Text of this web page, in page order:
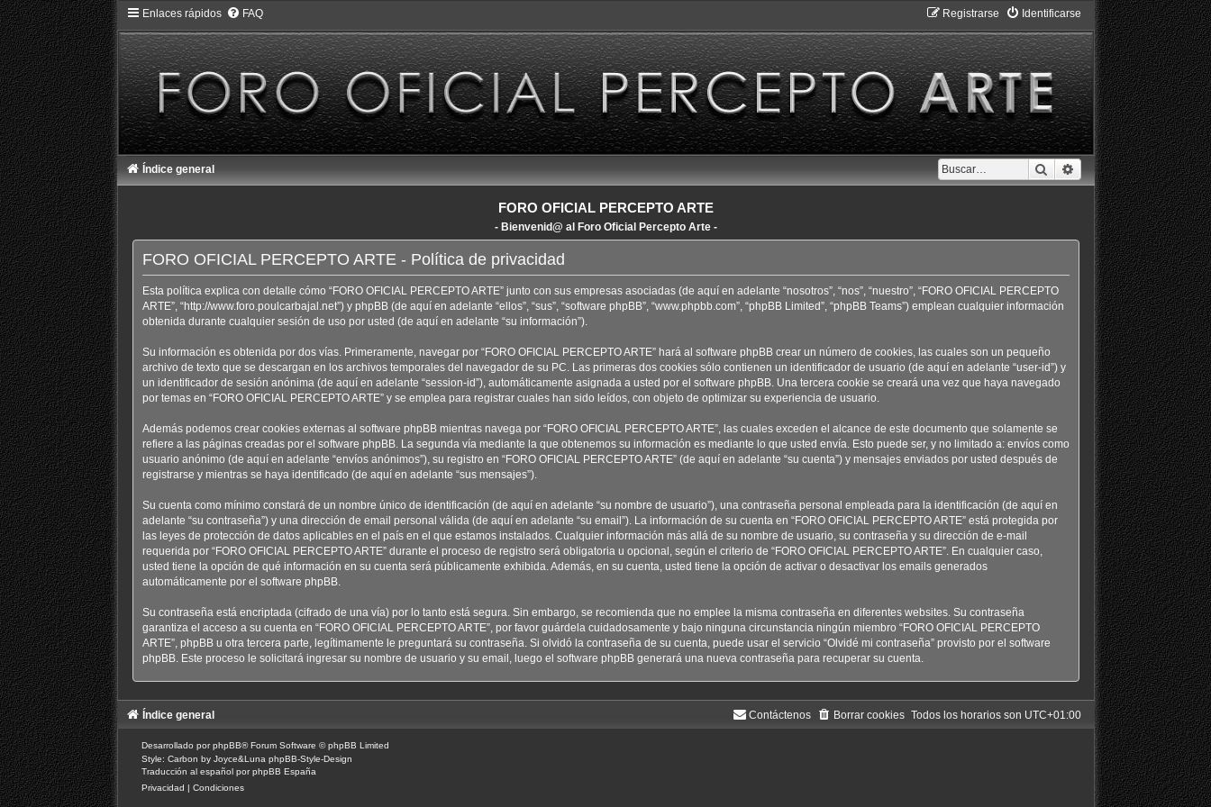
Enlaces rápidos FAQ Identificarse
Registrarse
Buscar Búsqueda avanzada
Índice general
FORO OFICIAL PERCEPTO ARTE
- Bienvenid@ al Foro Oficial Percepto Arte -
FORO OFICIAL PERCEPTO ARTE - Política de privacidad
Esta política explica con detalle cómo “FORO OFICIAL PERCEPTO ARTE” junto con sus empresas asociadas (de aquí en adelante “nosotros”, “nos”, “nuestro”, “FORO OFICIAL PERCEPTO
ARTE”, “http://www.foro.poulcarbajal.net”) y phpBB (de aquí en adelante “ellos”, “sus”, “software phpBB”, “www.phpbb.com”, “phpBB Limited”, “phpBB Teams”) emplean cualquier información
obtenida durante cualquier sesión de uso por usted (de aquí en adelante “su información”).
Su información es obtenida por dos vías. Primeramente, navegar por “FORO OFICIAL PERCEPTO ARTE” hará al software phpBB crear un número de cookies, las cuales son un pequeño
archivo de texto que se descargan en los archivos temporales del navegador de su PC. Las primeras dos cookies sólo contienen un identificador de usuario (de aquí en adelante “user-id”) y
un identificador de sesión anónima (de aquí en adelante “session-id”), automáticamente asignada a usted por el software phpBB. Una tercera cookie se creará una vez que haya navegado
por temas en “FORO OFICIAL PERCEPTO ARTE” y se emplea para registrar cuales han sido leídos, con objeto de optimizar su experiencia de usuario.
Además podemos crear cookies externas al software phpBB mientras navega por “FORO OFICIAL PERCEPTO ARTE”, las cuales exceden el alcance de este documento que solamente se
refiere a las páginas creadas por el software phpBB. La segunda vía mediante la que obtenemos su información es mediante lo que usted envía. Esto puede ser, y no limitado a: envíos como
usuario anónimo (de aquí en adelante “envíos anónimos”), su registro en “FORO OFICIAL PERCEPTO ARTE” (de aquí en adelante “su cuenta”) y mensajes enviados por usted después de
registrarse y mientras se haya identificado (de aquí en adelante “sus mensajes”).
Su cuenta como mínimo constará de un nombre único de identificación (de aquí en adelante “su nombre de usuario”), una contraseña personal empleada para la identificación (de aquí en
adelante “su contraseña”) y una dirección de email personal válida (de aquí en adelante “su email”). La información de su cuenta en “FORO OFICIAL PERCEPTO ARTE” está protegida por
las leyes de protección de datos aplicables en el país en el que estamos instalados. Cualquier información más allá de su nombre de usuario, su contraseña y su dirección de e-mail
requerida por “FORO OFICIAL PERCEPTO ARTE” durante el proceso de registro será obligatoria u opcional, según el criterio de “FORO OFICIAL PERCEPTO ARTE”. En cualquier caso,
usted tiene la opción de qué información en su cuenta será públicamente exhibida. Además, en su cuenta, usted tiene la opción de activar o desactivar los emails generados
automáticamente por el software phpBB.
Su contraseña está encriptada (cifrado de una vía) por lo tanto está segura. Sin embargo, se recomienda que no emplee la misma contraseña en diferentes websites. Su contraseña
garantiza el acceso a su cuenta en “FORO OFICIAL PERCEPTO ARTE”, por favor guárdela cuidadosamente y bajo ninguna circunstancia ningún miembro “FORO OFICIAL PERCEPTO
ARTE”, phpBB u otra tercera parte, legítimamente le preguntará su contraseña. Si olvidó la contraseña de su cuenta, puede usar el servicio “Olvidé mi contraseña” provisto por el software
phpBB. Este proceso le solicitará ingresar su nombre de usuario y su email, luego el software phpBB generará una nueva contraseña para recuperar su cuenta.
Índice general Todos los horarios son UTC+01:00
Borrar cookies
Contáctenos
Desarrollado porphpBB® Forum Software © phpBB Limited
Style: Carbon by Joyce&Luna phpBB-Style-Design
Traducción al español porphpBB España
Privacidad | Condiciones